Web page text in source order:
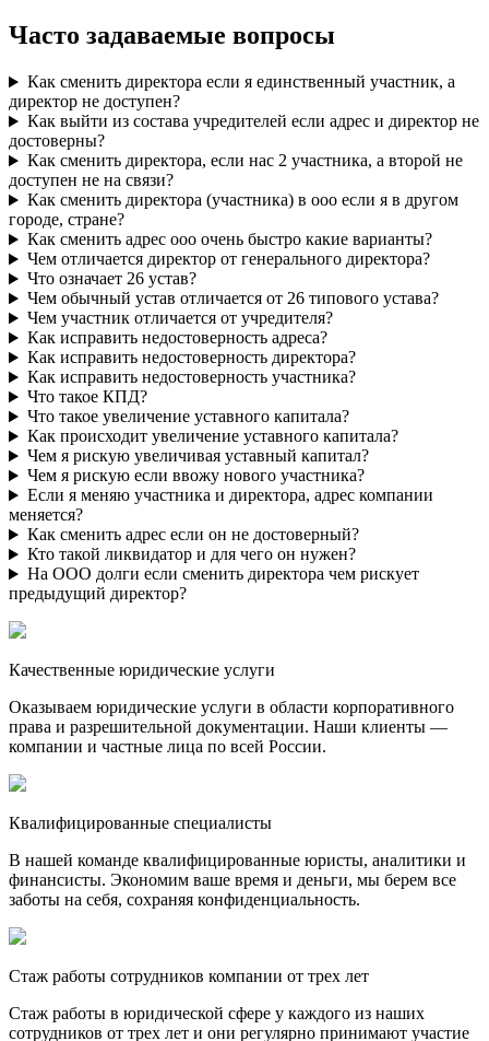
Часто задаваемые вопросы
Как сменить директора если я единственный участник, а
директор не доступен?
Как выйти из состава учредителей если адрес и директор не
достоверны?
Как сменить директора, если нас 2 участника, а второй не
доступен не на связи?
Как сменить директора (участника) в ооо если я в другом
городе, стране?
Как сменить адрес ооо очень быстро какие варианты?
Чем отличается директор от генерального директора?
Что означает 26 устав?
Чем обычный устав отличается от 26 типового устава?
Чем участник отличается от учредителя?
Как исправить недостоверность адреса?
Как исправить недостоверность директора?
Как исправить недостоверность участника?
Что такое КПД?
Что такое увеличение уставного капитала?
Как происходит увеличение уставного капитала?
Чем я рискую увеличивая уставный капитал?
Чем я рискую если ввожу нового участника?
Если я меняю участника и директора, адрес компании
меняется?
Как сменить адрес если он не достоверный?
Кто такой ликвидатор и для чего он нужен?
На ООО долги если сменить директора чем рискует
предыдущий директор?
Качественные юридические услуги
Оказываем юридические услуги в области корпоративного
права и разрешительной документации. Наши клиенты —
компании и частные лица по всей России.
Квалифицированные специалисты
В нашей команде квалифицированные юристы, аналитики и
финансисты. Экономим ваше время и деньги, мы берем все
заботы на себя, сохраняя конфиденциальность.
Стаж работы сотрудников компании от трех лет
Стаж работы в юридической сфере у каждого из наших
сотрудников от трех лет и они регулярно принимают участие